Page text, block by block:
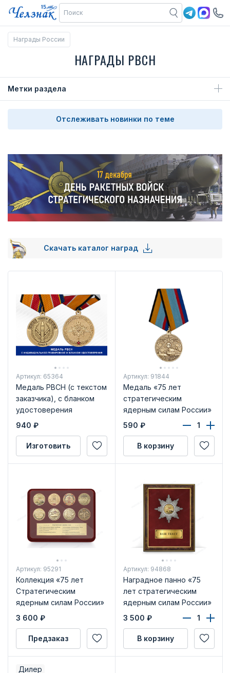
Награды России
НАГРАДЫ РВСН
Метки раздела
Отслеживать новинки по теме
Скачать каталог наград
Артикул: 65364
Медаль РВСН (с текстом
заказчика), с бланком
удостоверения
940 ₽
Изготовить
Артикул: 91844
Медаль «75 лет
стратегическим
ядерным силам России»
с бланком
590 ₽
В корзину
Артикул: 95291
Коллекция «75 лет
Стратегическим
ядерным силам России»
3 600 ₽
Предзаказ
Артикул: 94868
Наградное панно «75
лет стратегическим
ядерным силам России»
3 500 ₽
В корзину
Дилер